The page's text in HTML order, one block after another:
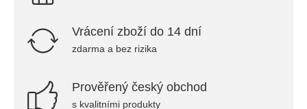
Vrácení zboží do 14 dní
zdarma a bez rizika
Prověřený český obchod
s kvalitními produkty